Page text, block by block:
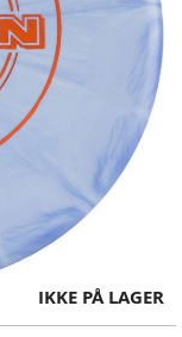
IKKE PÅ LAGER